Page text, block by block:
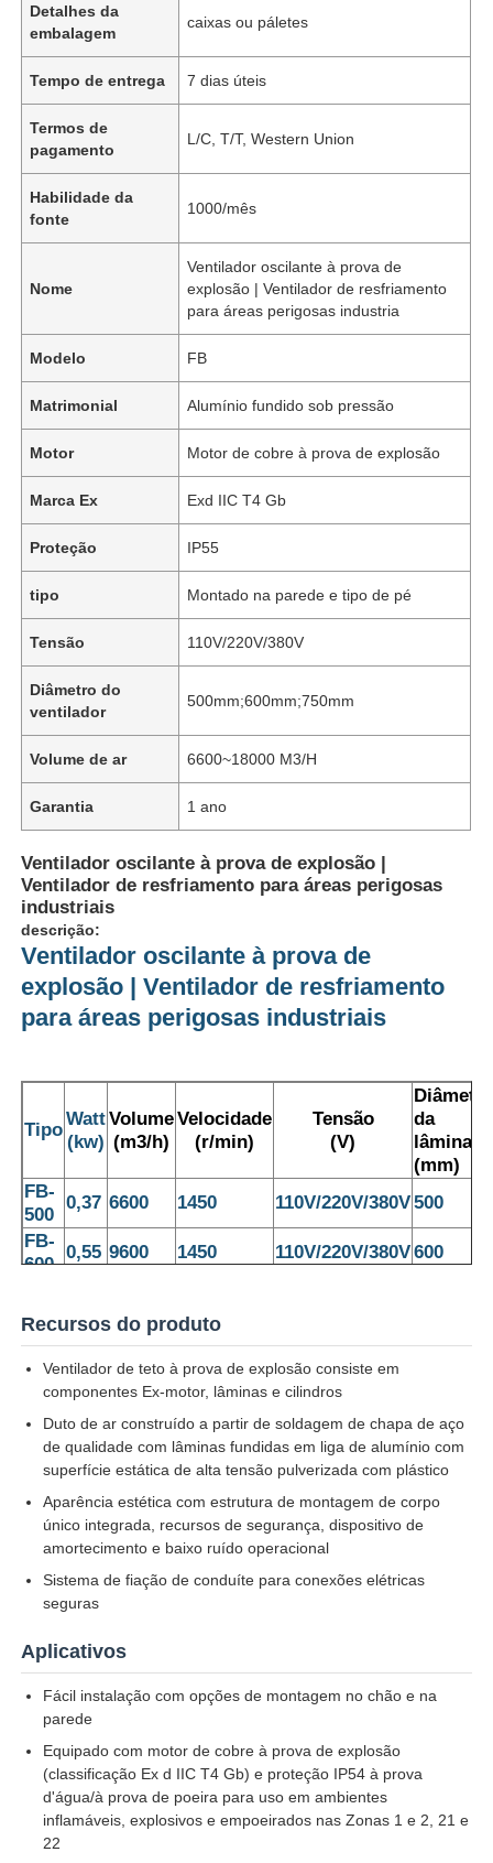
Casa
Quem Somos
Fábrica
Controle de Qualidade
Fale Conosco
Pedir um orçamento
Iluminação à prova de explosões
Luz à prova de explosões do alarme
ventilador à prova de explosão
Detalhes da
embalagem
caixas ou páletes
Tempo de entrega 7 dias úteis
Termos de
pagamento
L/C, T/T, Western Union
Habilidade da
fonte
1000/mês
Nome
Ventilador oscilante à prova de
explosão | Ventilador de resfriamento
para áreas perigosas industria
Modelo FB
Matrimonial Alumínio fundido sob pressão
Motor Motor de cobre à prova de explosão
Marca Ex Exd IIC T4 Gb
Proteção IP55
tipo Montado na parede e tipo de pé
Tensão 110V/220V/380V
Diâmetro do
ventilador
500mm;600mm;750mm
Volume de ar 6600~18000 M3/H
Garantia 1 ano
Ventilador oscilante à prova de explosão |
Ventilador de resfriamento para áreas perigosas
industriais
descrição:
Ventilador oscilante à prova de
explosão | Ventilador de resfriamento
para áreas perigosas industriais
Tipo
Watt
(kw)
Volume
(m3/h)
Velocidade
(r/min)
Tensão
(V)
da
lâmina
(mm)
FB-
500
0,37 6600 1450 110V/220V/380V500
FB-
600
0,55 9600 1450 110V/220V/380V600
750
Recursos do produto
Ventilador de teto à prova de explosão consiste em
componentes Ex-motor, lâminas e cilindros
Duto de ar construído a partir de soldagem de chapa de aço
de qualidade com lâminas fundidas em liga de alumínio com
superfície estática de alta tensão pulverizada com plástico
Aparência estética com estrutura de montagem de corpo
único integrada, recursos de segurança, dispositivo de
amortecimento e baixo ruído operacional
Sistema de fiação de conduíte para conexões elétricas
seguras
Aplicativos
Fácil instalação com opções de montagem no chão e na
parede
Equipado com motor de cobre à prova de explosão
(classificação Ex d IIC T4 Gb) e proteção IP54 à prova
d'água/à prova de poeira para uso em ambientes
inflamáveis, explosivos e empoeirados nas Zonas 1 e 2, 21 e
22